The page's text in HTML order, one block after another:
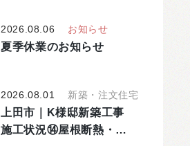
2026.08.06 お知らせ
夏季休業のお知らせ
2026.08.01 新築・注文住宅
上田市｜K様邸新築工事
施工状況⑭屋根断熱・…